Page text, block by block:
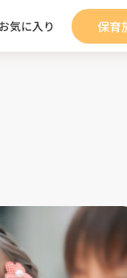
お気に入り 保育